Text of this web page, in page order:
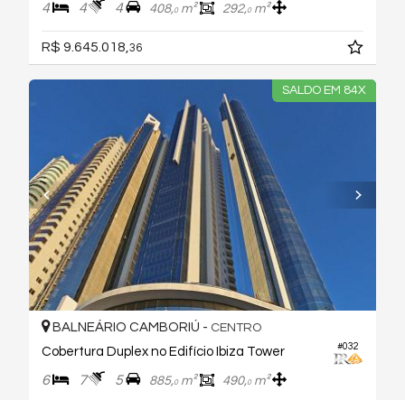
4 4 4 408,0m² 292,0m²
R$ 9.645.018, 36
SALDO EM 84X
#032
BALNEÁRIO CAMBORIÚ - CENTRO
Cobertura Duplex no Edifício Ibiza Tower
6 7 5 885,0m² 490,0m²